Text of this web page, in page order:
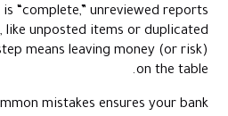
“complete,” unreviewed reports
like unposted items or duplicated
means leaving money (or risk)
on the table.
mistakes ensures your bank